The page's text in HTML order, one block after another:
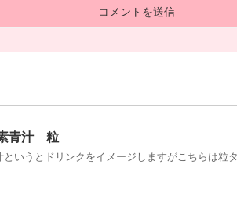
青汁 粒
というとドリンクをイメージしますがこちらは粒